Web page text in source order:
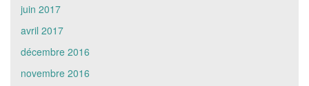
juin 2017
avril 2017
décembre 2016
novembre 2016